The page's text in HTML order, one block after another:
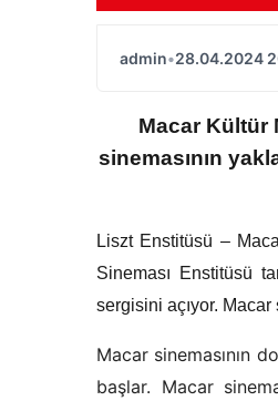
admin•28.04.2024
Macar Kültür
sinemasının
Liszt Enstitüsü –
Sineması Enstitüsü
sergisini açıyor.
Macar sinemasının
başlar. Macar